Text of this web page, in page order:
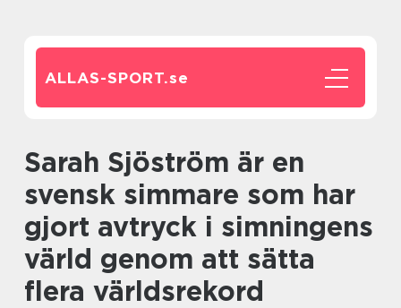
ALLAS-SPORT.se
Sarah Sjöström är en
svensk simmare som har
gjort avtryck i simningens
värld genom att sätta
flera världsrekord